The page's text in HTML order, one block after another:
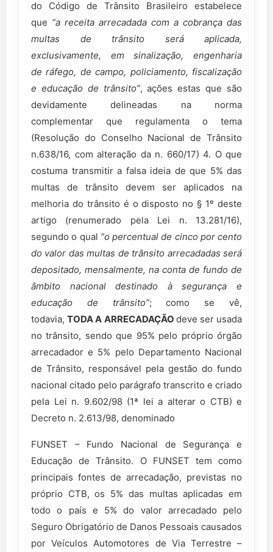
do Código de Trânsito Brasileiro estabelece
que “a receita arrecadada com a cobrança das
multas de trânsito será aplicada,
exclusivamente, em sinalização, engenharia
deráfego, de campo, policiamento, fiscalização
e educação de trânsito”, ações estas que são
devidamente delineadas na norma
complementar que regulamenta o tema
(Resolução do Conselho Nacional de Trânsito
n.638/16, com alteração da n. 660/17) 4. O que
costuma transmitir a falsa ideia de que 5% das
multas de trânsito devem ser aplicados na
melhoria do trânsito é o disposto no § 1º deste
artigo (renumerado pela Lei n. 13.281/16),
segundo o qual “o percentual de cinco por cento
do valor das multas de trânsito arrecadadas será
depositado, mensalmente, na conta de fundo de
âmbito nacional destinado à segurança e
educação de trânsito”; como se vê,
todavia,TODA A ARRECADAÇÃO deve ser usada
no trânsito, sendo que 95% pelo próprio órgão
arrecadador e 5% pelo Departamento Nacional
de Trânsito, responsável pela gestão do fundo
nacional citado pelo parágrafo transcrito e criado
pela Lei n. 9.602/98 (1ª lei a alterar o CTB) e
Decreto n. 2.613/98, denominado
FUNSET – Fundo Nacional de Segurança e
Educação de Trânsito. O FUNSET tem como
principais fontes de arrecadação, previstas no
próprio CTB, os 5% das multas aplicadas em
todo o país e 5% do valor arrecadado pelo
Seguro Obrigatório de Danos Pessoais causados
por Veículos Automotores de Via Terrestre –